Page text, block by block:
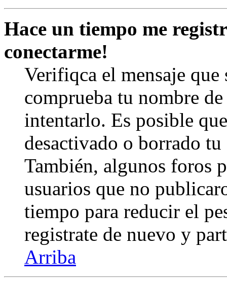
Hace un tiempo me
conectarme!
Verifiqca el mensaje
comprueba tu nombre
intentarlo. Es posible
desactivado o borrado
También, algunos foros
usuarios que no
tiempo para reducir el
registrate de nuevo y
Arriba